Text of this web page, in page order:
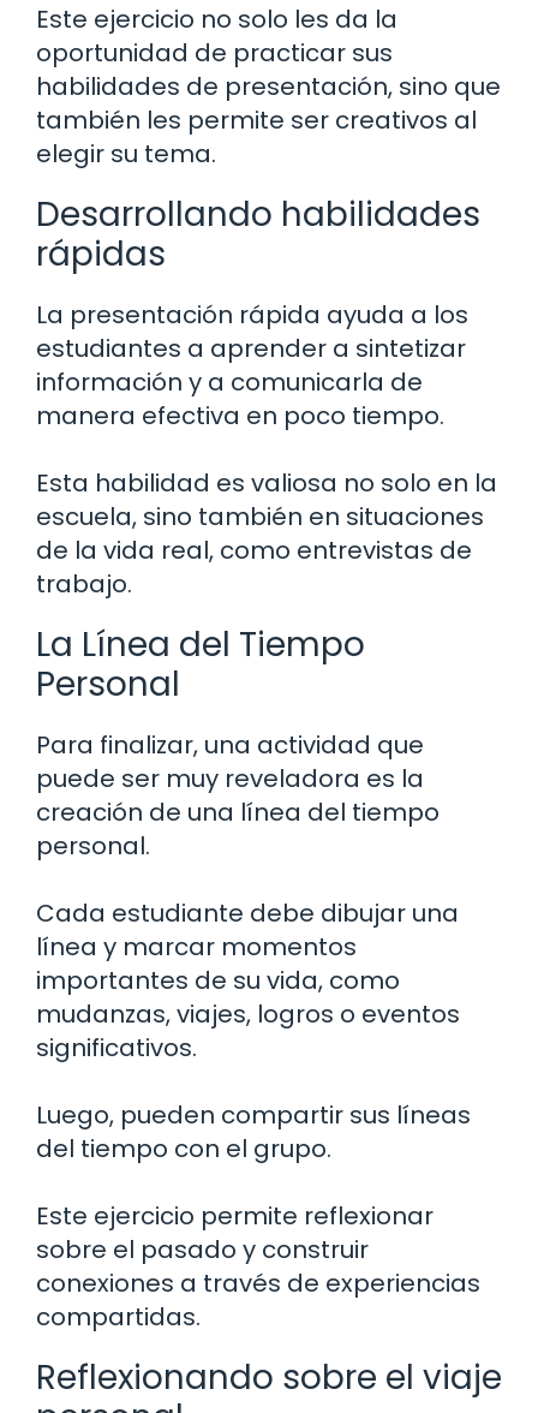
Este ejercicio no solo les da la
oportunidad de practicar sus
habilidades de presentación, sino que
también les permite ser creativos al
elegir su tema.
Desarrollando habilidades
rápidas
La presentación rápida ayuda a los
estudiantes a aprender a sintetizar
información y a comunicarla de
manera efectiva en poco tiempo.
Esta habilidad es valiosa no solo en la
escuela, sino también en situaciones
de la vida real, como entrevistas de
trabajo.
La Línea del Tiempo
Personal
Para finalizar, una actividad que
puede ser muy reveladora es la
creación de una línea del tiempo
personal.
Cada estudiante debe dibujar una
línea y marcar momentos
importantes de su vida, como
mudanzas, viajes, logros o eventos
significativos.
Luego, pueden compartir sus líneas
del tiempo con el grupo.
Este ejercicio permite reflexionar
sobre el pasado y construir
conexiones a través de experiencias
compartidas.
Reflexionando sobre el viaje